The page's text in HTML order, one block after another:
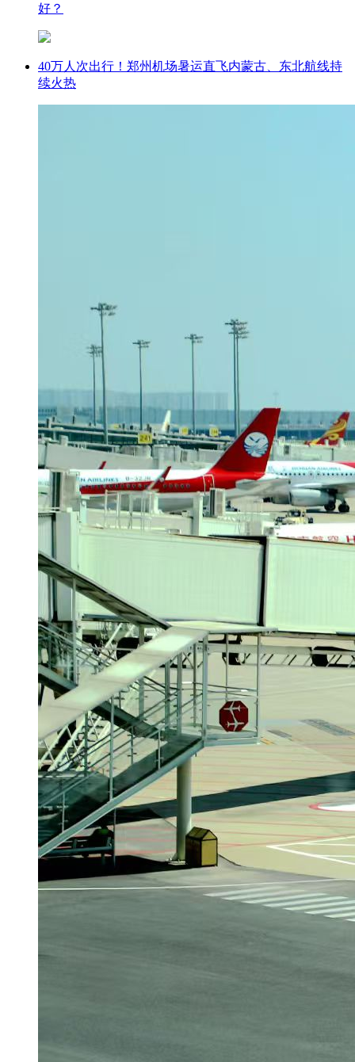
好？
40万人次出行！郑州机场暑运直飞内蒙古、东北航线持
续火热